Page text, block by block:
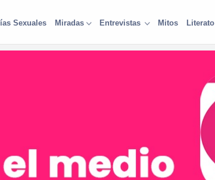
Sexuales Miradas Entrevistas Mitos Literato